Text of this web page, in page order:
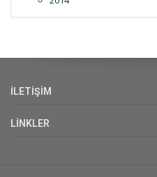
İLETİŞİM
LİNKLER